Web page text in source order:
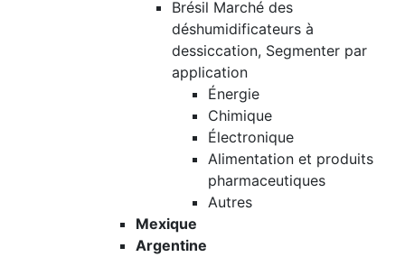
Brésil Marché des
déshumidificateurs à
dessiccation, Segmenter par
application
Énergie
Chimique
Électronique
Alimentation et produits
pharmaceutiques
Autres
Mexique
Argentine